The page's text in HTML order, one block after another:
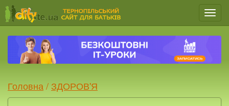
Меню
Головна / ЗДОРОВ'Я